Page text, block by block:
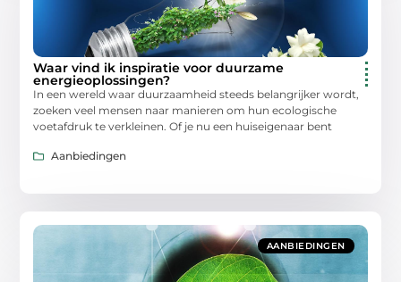
Waar vind ik inspiratie voor duurzame
energieoplossingen?
In een wereld waar duurzaamheid steeds belangrijker wordt,
zoeken veel mensen naar manieren om hun ecologische
voetafdruk te verkleinen. Of je nu een huiseigenaar bent
Aanbiedingen
AANBIEDINGEN